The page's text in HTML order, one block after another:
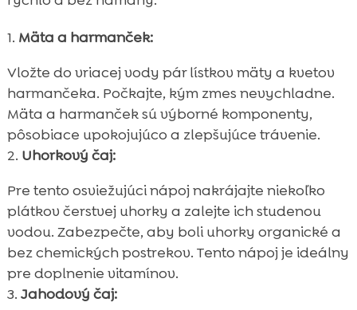
Mäta a harmanček:
Vložte do vriacej vody pár lístkov mäty a kvetov
harmančeka. Počkajte, kým zmes nevychladne.
Mäta a harmanček sú výborné komponenty,
pôsobiace upokojujúco a zlepšujúce trávenie.
Uhorkový čaj:
Pre tento osviežujúci nápoj nakrájajte niekoľko
plátkov čerstvej uhorky a zalejte ich studenou
vodou. Zabezpečte, aby boli uhorky organické a
bez chemických postrekov. Tento nápoj je ideálny
pre doplnenie vitamínov.
Jahodový čaj: